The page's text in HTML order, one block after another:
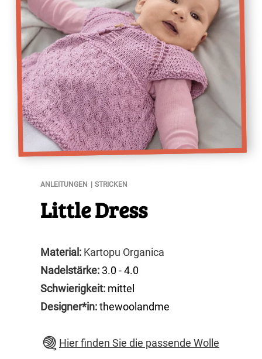
Little Dress
ANLEITUNGEN STRICKEN
Little Dress
Material: Kartopu Organica
Nadelstärke: 3.0-4.0
Schwierigkeit: mittel
Designer*in:thewoolandme
Hier finden Sie die passende Wolle